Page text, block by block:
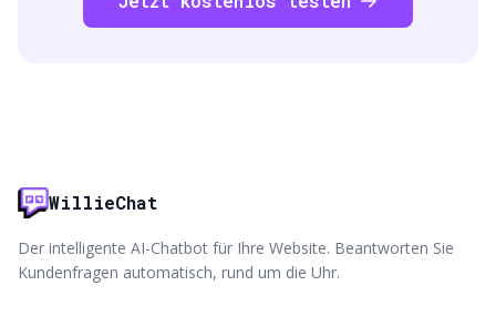
WillieChat
Der intelligente AI-Chatbot für Ihre Website. Beantworten Sie
Kundenfragen automatisch, rund um die Uhr.